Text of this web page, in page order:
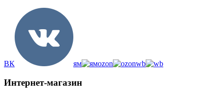
ВК ям ozon wb
Интернет-магазин